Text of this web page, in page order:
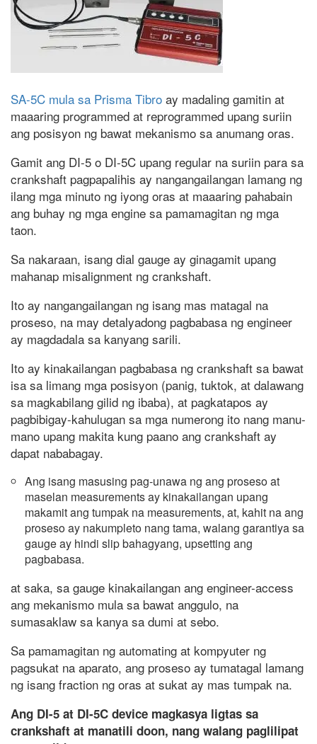
SA-5C mula sa Prisma Tibro ay madaling gamitin at
maaaring programmed at reprogrammed upang suriin
ang posisyon ng bawat mekanismo sa anumang oras.
Gamit ang DI-5 o DI-5C upang regular na suriin para sa
crankshaft pagpapalihis ay nangangailangan lamang ng
ilang mga minuto ng iyong oras at maaaring pahabain
ang buhay ng mga engine sa pamamagitan ng mga
taon.
Sa nakaraan, isang dial gauge ay ginagamit upang
mahanap misalignment ng crankshaft.
Ito ay nangangailangan ng isang mas matagal na
proseso, na may detalyadong pagbabasa ng engineer
ay magdadala sa kanyang sarili.
Ito ay kinakailangan pagbabasa ng crankshaft sa bawat
isa sa limang mga posisyon (panig, tuktok, at dalawang
sa magkabilang gilid ng ibaba), at pagkatapos ay
pagbibigay-kahulugan sa mga numerong ito nang manu-
mano upang makita kung paano ang crankshaft ay
dapat nababagay.
Ang isang masusing pag-unawa ng ang proseso at
maselan measurements ay kinakailangan upang
makamit ang tumpak na measurements, at, kahit na ang
proseso ay nakumpleto nang tama, walang garantiya sa
gauge ay hindi slip bahagyang, upsetting ang
pagbabasa.
at saka, sa gauge kinakailangan ang engineer-access
ang mekanismo mula sa bawat anggulo, na
sumasaklaw sa kanya sa dumi at sebo.
Sa pamamagitan ng automating at kompyuter ng
pagsukat na aparato, ang proseso ay tumatagal lamang
ng isang fraction ng oras at sukat ay mas tumpak na.
Ang DI-5 at DI-5C device magkasya ligtas sa
crankshaft at manatili doon, nang walang paglilipat